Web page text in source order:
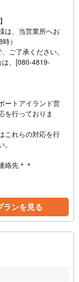
は、当営業所へお
）
ご了承ください。
、[080-4819-
ートアイランド営
を行っておりま
これらの対応を行
絡先＊＊
ランを見る